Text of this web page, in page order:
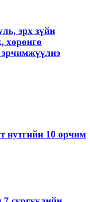
эрх зүйн
хөрөнгө
эрчимжүүлнэ
нутгийн 10 орчим